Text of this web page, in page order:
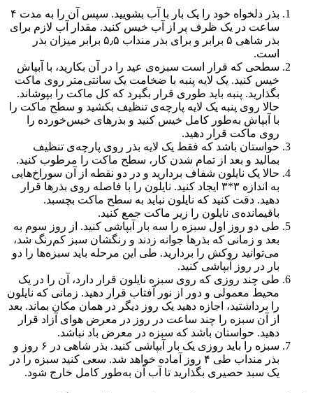
بذر دلخواه خود را یک بار با آب بشویید. سپس آن را به مدت ۴
ساعت در یک ظرف پر از آب خیس کنید. مقدار آب لازم برای
بذر شاهی ۵ برابر و برای بذر منداب ۵٫۵ برابر میزان بذر
است.
سطحی که قرار است سبزه‌ی عید را در آن بکارید، با آبپاش
خیس کنید. یک لایه پنبه با ضخامت یک سانتی‌متر روی ماکت
بگذارید. پنبه باید طوری قرار بگیرد که کل ماکت را بپوشاند.
حالا روی پنبه یک لایه پارچه‌ی تنظیف بکشید و سطح ماکت را
با آبپاش به‌طور کامل خیس کنید و بذر‌های خیس‌خورده را
روی ماکت قرار دهید.
حواستان باشد که فقط یک لایه بذر روی پارچه‌ی تنظیف
بمالید و بعد از تمام شدن کار، سطح ماکت را مرطوب کنید.
حالا یک نایلون شفاف بردارید و در دو نقطه از آن سوراخ‌هایی
به اندازه ۳*۳ ایجاد کنید. نایلون را با فاصله روی بذرها قرار
دهید. دقت کنید که نایلون نباید به سطح ماکت بچسبد.
باقیمانده‌ی نایلون را زیر ماکت جمع کنید.
طی دو روز اول سبزه را سه بار آبپاشی کنید. از روز سوم به
بعد و زمانی که بذرها جوانه زدند و رنگشان سبز کم‌رنگ شد،
می‌توانید روکش را بردارید. طی این مرحله باید سبزه‌ها را دو
بار در روز آبپاشی کنید.
طی چند روزی که روی سبزه نایلون قرار دارد، آن را در یک
محیط معمولی و دور از نور آفتاب قرار دهید. زمانی که نایلون
را برداشتید، اجازه دهید یک روز دیگر در همان مکان بماند. بعد
از آن سبزه را چند ساعت در روز در معرض هوای آزاد قرار
دهید. حواستان باشد که سبزه در معرض باد نباشد.
سبزه را باید روزی یک بار آبپاشی کنید. بذر شاهی در ۶ روز و
بذر منداب طی ۴ روز آماده خواهد شد. سعی کنید سبزه را در
یک سبد حصیری بگذارید تا آب آن به‌طور کامل خارج شود.